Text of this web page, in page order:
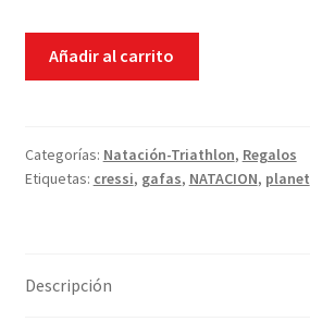
Añadir al carrito
Categorías: Natación-Triathlon, Regalos
Etiquetas: cressi, gafas, NATACION, planet
Descripción